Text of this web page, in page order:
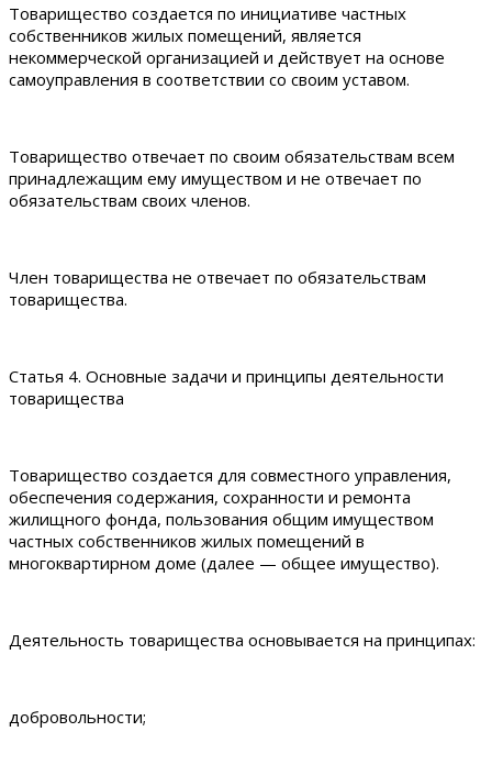
Товарищество создается по инициативе частных
собственников жилых помещений, является
некоммерческой организацией и действует на основе
самоуправления в соответствии со своим уставом.
Товарищество отвечает по своим обязательствам всем
принадлежащим ему имуществом и не отвечает по
обязательствам своих членов.
Член товарищества не отвечает по обязательствам
товарищества.
Статья 4. Основные задачи и принципы деятельности
товарищества
Товарищество создается для совместного управления,
обеспечения содержания, сохранности и ремонта
жилищного фонда, пользования общим имуществом
частных собственников жилых помещений в
многоквартирном доме (далее — общее имущество).
Деятельность товарищества основывается на принципах:
добровольности;